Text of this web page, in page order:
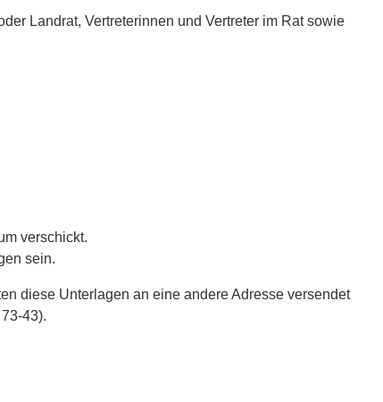
Landrat, Vertreterinnen und Vertreter im Rat sowie
verschickt.
sein.
diese Unterlagen an eine andere Adresse versendet
43).